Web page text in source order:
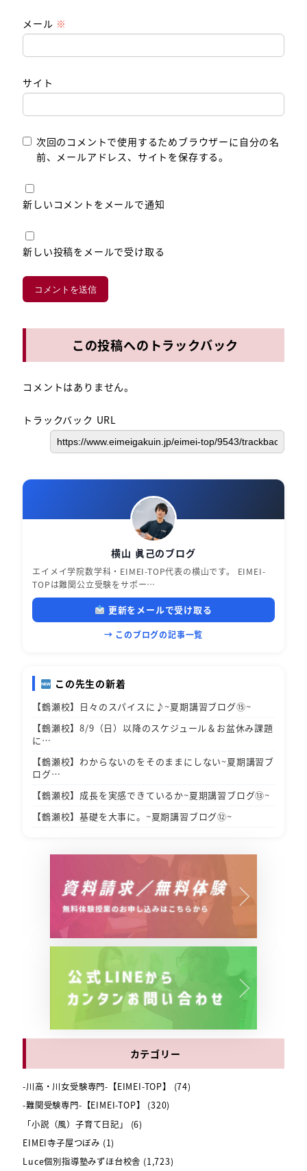
メール ※
サイト
次回のコメントで使用するためブラウザーに自分の名
前、メールアドレス、サイトを保存する。
新しいコメントをメールで通知
新しい投稿をメールで受け取る
この投稿へのトラックバック
コメントはありません。
トラックバック URL
横山 眞己のブログ
エイメイ学院数学科・EIMEI-TOP代表の横山です。 EIMEI-
TOPは難関公立受験をサポー…
更新をメールで受け取る
→ このブログの記事一覧
この先生の新着
【鶴瀬校】日々のスパイスに♪~夏期講習ブログ⑮~
【鶴瀬校】8/9（日）以降のスケジュール＆お盆休み課題
に…
【鶴瀬校】わからないのをそのままにしない~夏期講習ブ
ログ…
【鶴瀬校】成長を実感できているか~夏期講習ブログ⑬~
【鶴瀬校】基礎を大事に。~夏期講習ブログ⑫~
カテゴリー
-川高・川女受験専門-【EIMEI-TOP】
(74)
-難関受験専門-【EIMEI-TOP】
(320)
「小説（風）子育て日記」
(6)
EIMEI寺子屋つぼみ (1)
Luce個別指導塾みずほ台校舎 (1,723)